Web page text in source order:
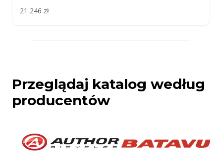
21 246 zł
Przeglądaj katalog według
producentów